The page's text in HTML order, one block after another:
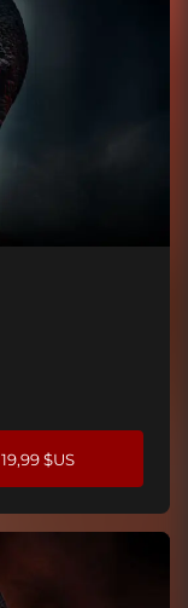
19,99 $US